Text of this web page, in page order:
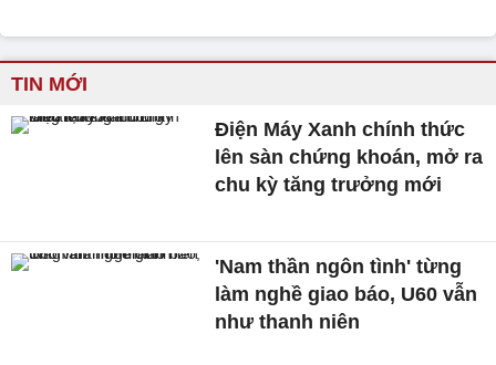
TIN MỚI
Điện Máy Xanh chính thức
lên sàn chứng khoán, mở ra
chu kỳ tăng trưởng mới
'Nam thần ngôn tình' từng
làm nghề giao báo, U60 vẫn
như thanh niên